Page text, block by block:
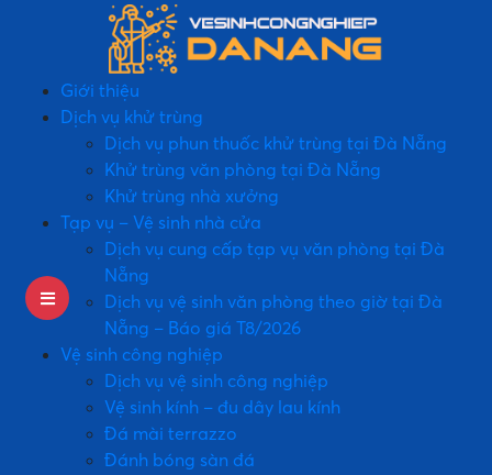
Giới thiệu
Dịch vụ khử trùng
Dịch vụ phun thuốc khử trùng tại Đà Nẵng
Khử trùng văn phòng tại Đà Nẵng
Khử trùng nhà xưởng
Tạp vụ – Vệ sinh nhà cửa
Dịch vụ cung cấp tạp vụ văn phòng tại Đà
Nẵng
Dịch vụ vệ sinh văn phòng theo giờ tại Đà
Nẵng – Báo giá T8/2026
Vệ sinh công nghiệp
Dịch vụ vệ sinh công nghiệp
Vệ sinh kính – đu dây lau kính
Đá mài terrazzo
Đánh bóng sàn đá